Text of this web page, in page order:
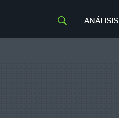
ANÁLISIS